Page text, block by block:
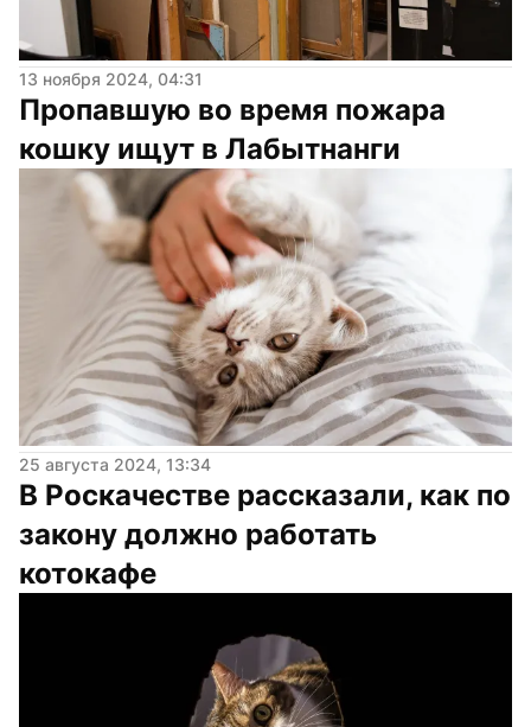
13 ноября 2024, 04:31
Пропавшую во время пожара
кошку ищут в Лабытнанги
25 августа 2024, 13:34
В Роскачестве рассказали, как по
закону должно работать
котокафе